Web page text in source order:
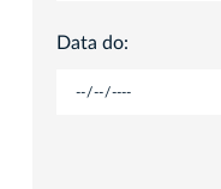
Data do: